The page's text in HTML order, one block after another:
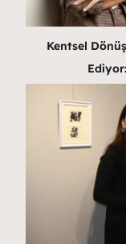
Kentsel